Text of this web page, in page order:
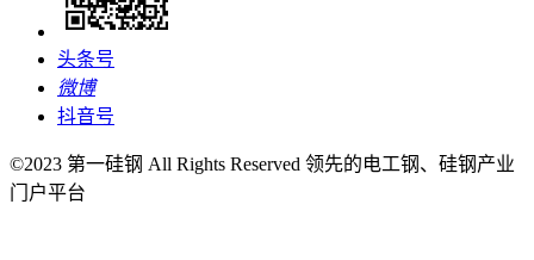
头条号
微博
抖音号
©2023 第一硅钢 All Rights Reserved 领先的电工钢、硅钢产业
门户平台